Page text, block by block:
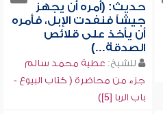
حديث: (أمره أن يجهز
جيشاً فنفدت الإبل، فأمره
أن يأخذ على قلائص
الصدقة...)
للشيخ: عطية محمد سالم
جزء من محاضرة ( كتاب البيوع -
باب الربا [5])